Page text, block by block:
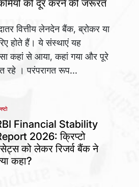
को दूर करने की जरूरत
वित्तीय लेनदेन बैंक, ब्रोकर या
होते हैं। ये संस्थाएं यह
कहां से आया, कहां गया और पूरे
रहे । परंपरागत रूप...
Financial Stability
2026: क्रिप्टो
को लेकर रिजर्व बैंक ने
कहा?